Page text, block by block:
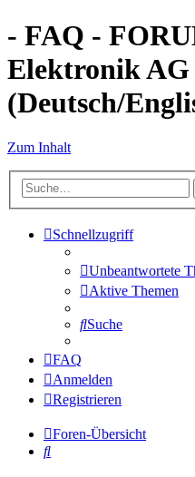
- FAQ -
Elektronik AG
(Deutsch/
Zum Inhalt
Schnellzugriff
Unbeantwortete
Aktive Themen
Suche
FAQ
Anmelden
Registrieren
Foren-Übersicht
Suche